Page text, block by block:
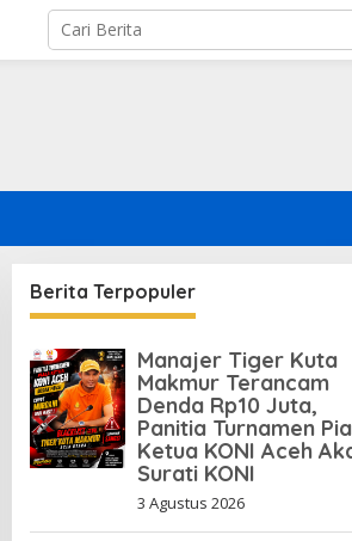
Berita Terpopuler
Manajer Tiger Kuta
Makmur Terancam
Denda Rp10 Juta,
Panitia Turnamen
Ketua KONI Aceh
Surati KONI
3 Agustus 2026